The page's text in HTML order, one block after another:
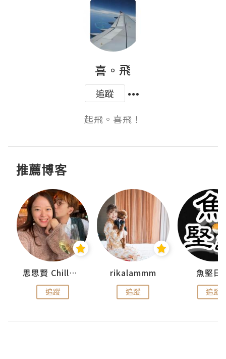
喜。飛
追蹤
起飛。喜飛！
推薦博客
思思賢 ChillMyBabe
追蹤
rikalammm
追蹤
魚堅日
追蹤